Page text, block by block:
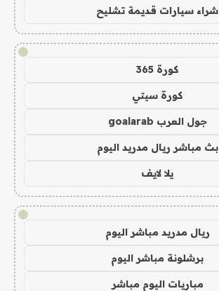
شراء سيارات قديمة تشليح
!
كورة 365
كورة سيتي
جول العرب goalarab
بث مباشر ريال مدريد اليوم
يلا لايف
!
ريال مدريد مباشر اليوم
برشلونة مباشر اليوم
مباريات اليوم مباشر